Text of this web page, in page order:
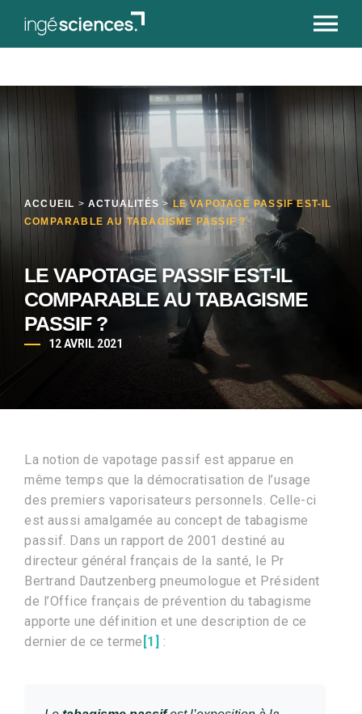
ACCUEIL >ACTUALITÉS > LE VAPOTAGE PASSIF EST-IL
COMPARABLE AU TABAGISME PASSIF ?
LE VAPOTAGE PASSIF EST-IL
COMPARABLE AU TABAGISME
PASSIF ?
12 AVRIL 2021
La notion de vapotage passif est apparue en
même temps que la démocratisation de l’usage
des premiers vaporisateurs personnels. Celle-ci
est aussi amalgamée au concept de tabagisme
passif. Dans un rapport de 2001 destiné au
directeur général français de la santé, le Pr
Bertrand Dautzenberg pneumologue et Président
de l’Office français de prévention du tabagisme
apporte une définition et une description de ce
dernier de ce terme [1] :